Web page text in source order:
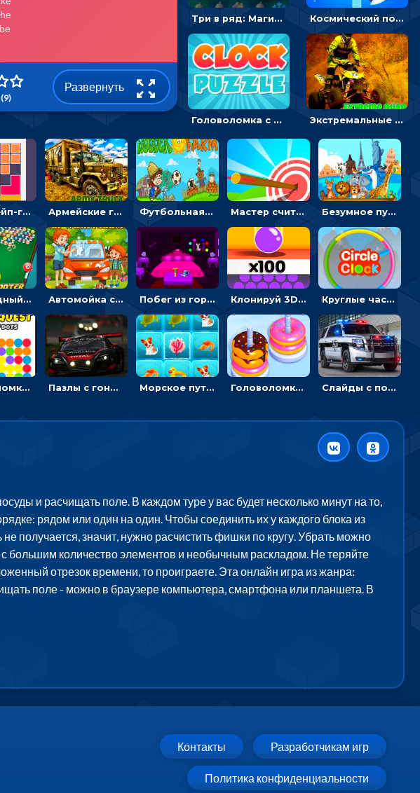
Три в ряд: Магические рождественские драгоценности Космический побег: двигать космонавта, чтобы попасть к кораблю
Головоломка с часами для детей: читать время по циферблату Экстремальные пазлы с квадроциклами: собирать крутые тачки
Развернуть
Блокскейп-головоломка: двигать блоки, чтобы достать элемент со звездой Армейские грузовики в пазлах: собери военную машину Футбольная ферма: бей по мячу, чтобы забивать в ворота и ловить звезды Мастер считать стрелы: увеличивать запас, чтобы поразить больше целей Безумное путешествие друзей по миру: собирать пазлы из фото с животными
Бильярдный пул: стрелять шариками, чтобы взрывать одинаковые Автомойка со скрытыми звездами: ищи на время Побег из горной деревни: решай головоломки, чтобы открыть ворота Клонируй 3D шарики и сливай их в воронку Круглые часы: ловить цветную стрелку в одинаковом участке циферблата
Головоломка Цветной квест: тапай по цветным точкам и перекрашивай поле Пазлы с гоночными автомобилями: собери свой болид по частям Морское путешествие: двигай блоки, чтобы соединять одинаковые по три в ря Головоломка Сортер пончиков: двигать и соединять по цвету Слайды с полицейскими машинами: перемещать пазлы, чтобы собрать картинку
и расчищать поле. В каждом туре у вас будет несколько минут на то,
рядом или один на один. Чтобы соединить их у каждого блока из
получается, значит, нужно расчистить фишки по кругу. Убрать можно
большим количество элементов и необычным раскладом. Не теряйте
отрезок времени, то проиграете. Эта онлайн игра из жанра:
поле - можно в браузере компьютера, смартфона или планшета. В
Контакты Разработчикам игр
Политика конфиденциальности